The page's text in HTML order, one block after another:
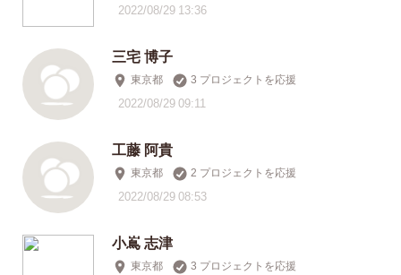
2022/08/29 13:36
三宅 博子
東京都 3 プロジェクトを応援
2022/08/29 09:11
工藤 阿貴
東京都 2 プロジェクトを応援
2022/08/29 08:53
小嶌 志津
東京都 3 プロジェクトを応援